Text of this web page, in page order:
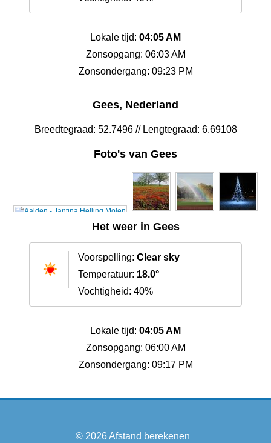
Lokale tijd: 04:05 AM
Zonsopgang: 06:03 AM
Zonsondergang: 09:23 PM
Gees, Nederland
Breedtegraad: 52.7496 // Lengtegraad: 6.69108
Foto's van Gees
Het weer in Gees
Voorspelling: Clear sky
Temperatuur: 18.0°
Vochtigheid: 40%
Lokale tijd: 04:05 AM
Zonsopgang: 06:00 AM
Zonsondergang: 09:17 PM
© 2026Afstand berekenen